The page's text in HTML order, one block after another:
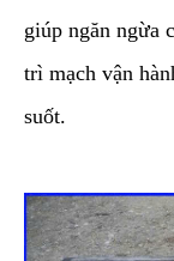
giúp ngăn ngừa
trì mạch vận
suốt.